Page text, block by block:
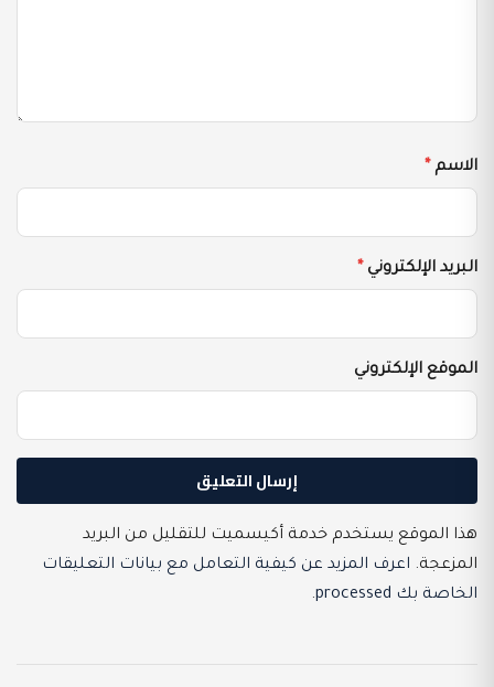
الاسم *
البريد الإلكتروني *
الموقع الإلكتروني
هذا الموقع يستخدم خدمة أكيسميت للتقليل من البريد
المزعجة. اعرف المزيد عن كيفية التعامل مع بيانات التعليقات
الخاصة بك processed
.